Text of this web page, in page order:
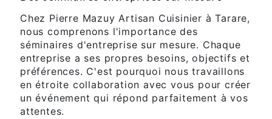
Chez Pierre Mazuy Artisan Cuisinier à Tarare,
nous comprenons l'importance des
séminaires d'entreprise sur mesure. Chaque
entreprise a ses propres besoins, objectifs et
préférences. C'est pourquoi nous travaillons
en étroite collaboration avec vous pour créer
un événement qui répond parfaitement à vos
attentes.